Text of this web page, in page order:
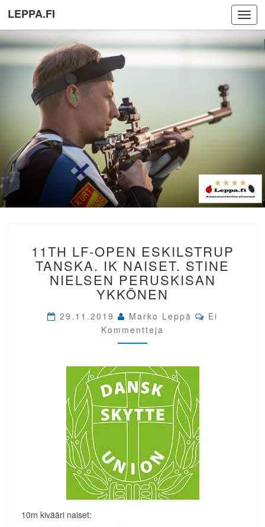
LEPPA.FI
LF-
OPEN
ESKILSTRUP
TANSKA.
IK
STINE
NIELSEN
PERUSKISAN
11TH LF-OPEN ESKILSTRUP
TANSKA. IK NAISET. STINE
NIELSEN PERUSKISAN
YKKÖNEN
29.11.2019 Marko Leppä Comments
Ei
Kommentteja
10m kivääri naiset: